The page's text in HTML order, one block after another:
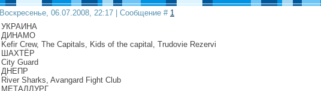
Воскресенье, 06.07.2008, 22:17 | Сообщение # 1
УКРАИНА
ДИНАМО
Kefir Crew, The Capitals, Kids of the capital, Trudovie Rezervi
ШАХТЁР
City Guard
ДНЕПР
River Sharks, Avangard Fight Club
МЕТАЛЛУРГ